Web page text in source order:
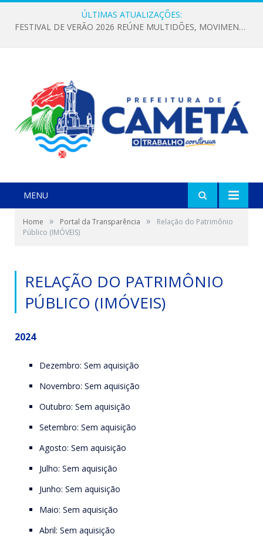
ÚLTIMAS ATUALIZAÇÕES:
FESTIVAL DE VERÃO 2026 REÚNE MULTIDÕES, MOVIMENTA A ECONOMIA E FORTALECE A CULTURA LOCAL
MENU
Home » Portal da Transparência »
Relação do Patrimônio
Público (IMÓVEIS)
RELAÇÃO DO PATRIMÔNIO
PÚBLICO (IMÓVEIS)
2024
Dezembro: Sem aquisição
Novembro: Sem aquisição
Outubro: Sem aquisição
Setembro: Sem aquisição
Agosto: Sem aquisição
Julho: Sem aquisição
Junho: Sem aquisição
Maio: Sem aquisição
Abril: Sem aquisição